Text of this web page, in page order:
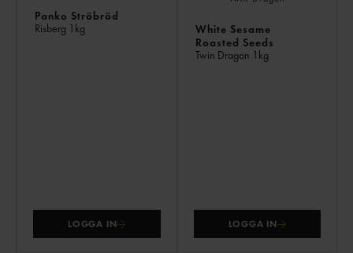
Panko Ströbröd
Risberg 1kg
LOGGA IN
White Sesame
Roasted Seeds
Twin Dragon 1kg
LOGGA IN